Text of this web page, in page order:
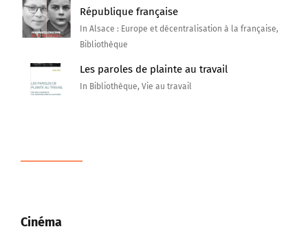
République française
In Alsace : Europe et décentralisation à la française,
Bibliothèque
Les paroles de plainte au travail
In Bibliothèque, Vie au travail
Cinéma